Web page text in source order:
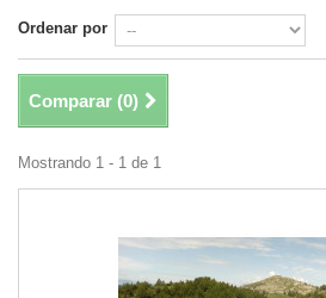
Ordenar por
Comparar (0)
Mostrando 1 - 1 de 1